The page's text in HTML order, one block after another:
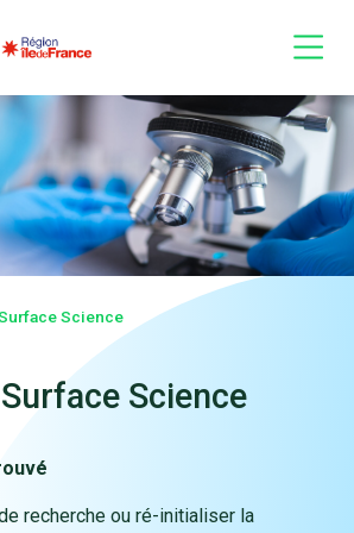
Science
Science
recherche ou ré-initialiser la